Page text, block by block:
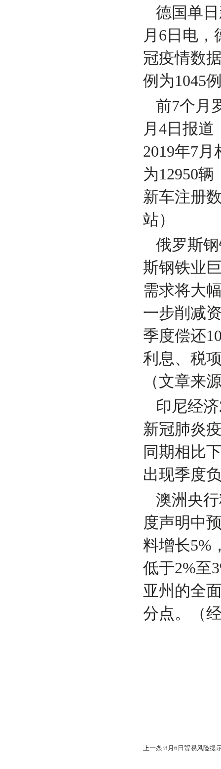
德国单
月6日电，
冠疫情数
例为1045
前7个月
月4日报
2019年7
为12950
新车注册
站）
俄罗斯
斯钢铁业
需求将大
一步削减
季度偿还
利息、税
（文章来
印尼经
新冠肺炎
同期相比
出现季度
澳洲央
度声明中
料增长5%
低于2%至
亚州的全
分点。（
上一条:8月6日贸易风险提